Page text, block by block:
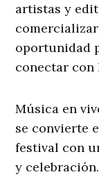
artistas y
oportunidad
conectar
Música en
se convierte
festival con
y celebración.